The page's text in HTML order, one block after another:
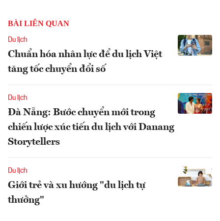
BÀI LIÊN QUAN
Du lịch
Chuẩn hóa nhân lực để du lịch Việt
tăng tốc chuyển đổi số
Du lịch
Đà Nẵng: Bước chuyển mới trong
chiến lược xúc tiến du lịch với Danang
Storytellers
Du lịch
Giới trẻ và xu hướng "du lịch tự
thưởng"